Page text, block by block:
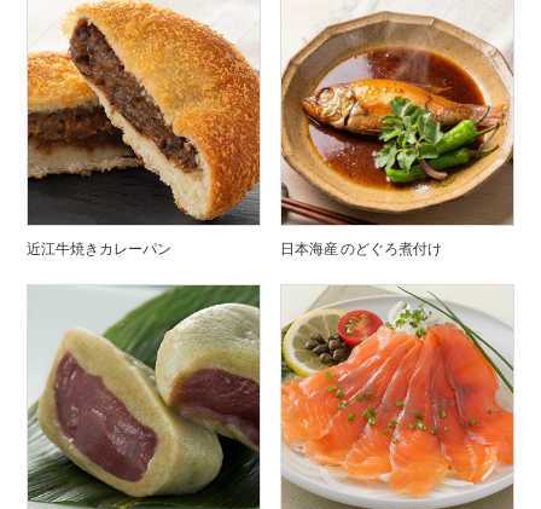
近江牛焼きカレーパン 日本海産 のどぐろ煮付け